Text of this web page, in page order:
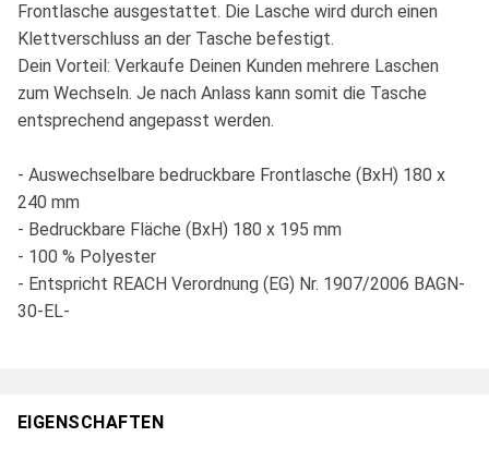
Frontlasche ausgestattet. Die Lasche wird durch einen
Klettverschluss an der Tasche befestigt.
Dein Vorteil: Verkaufe Deinen Kunden mehrere Laschen
zum Wechseln. Je nach Anlass kann somit die Tasche
entsprechend angepasst werden.
- Auswechselbare bedruckbare Frontlasche (BxH) 180 x
240 mm
- Bedruckbare Fläche (BxH) 180 x 195 mm
- 100 % Polyester
- Entspricht REACH Verordnung (EG) Nr. 1907/2006 BAGN-
30-EL-
EIGENSCHAFTEN